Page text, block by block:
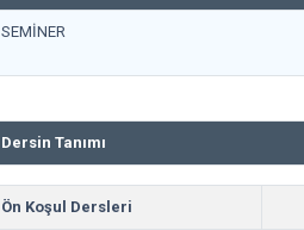
SEMİNER
Dersin Tanımı
Ön Koşul Dersleri